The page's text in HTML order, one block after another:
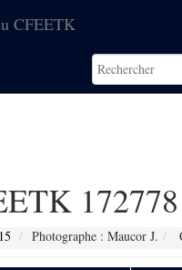
CFEETK
172778
Photographe : Maucor J.